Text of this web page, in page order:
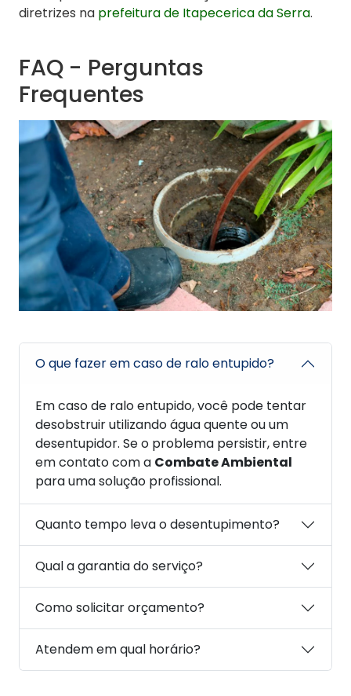
diretrizes na prefeitura de Itapecerica da Serra.
FAQ - Perguntas
Frequentes
O que fazer em caso de ralo entupido?
Em caso de ralo entupido, você pode tentar
desobstruir utilizando água quente ou um
desentupidor. Se o problema persistir, entre
em contato com a Combate Ambiental
para uma solução profissional.
Quanto tempo leva o desentupimento?
Qual a garantia do serviço?
Como solicitar orçamento?
Atendem em qual horário?